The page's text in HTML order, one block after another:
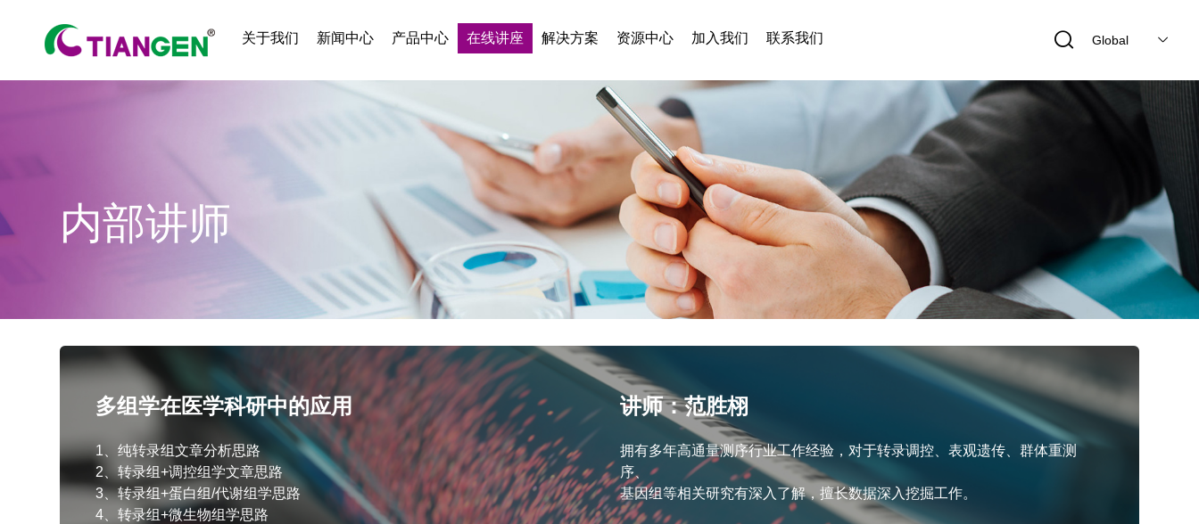
关于我们 新闻中心 产品中心 在线讲座 解决方案 资源中心 加入我们 联系我们 Global
内部讲师
多组学在医学科研中的应用
1、纯转录组文章分析思路
2、转录组+调控组学文章思路
3、转录组+蛋白组/代谢组学思路
4、转录组+微生物组学思路
讲师：范胜栩
拥有多年高通量测序行业工作经验，对于转录调控、表观遗传、群体重测
序、
基因组等相关研究有深入了解，擅长数据深入挖掘工作。